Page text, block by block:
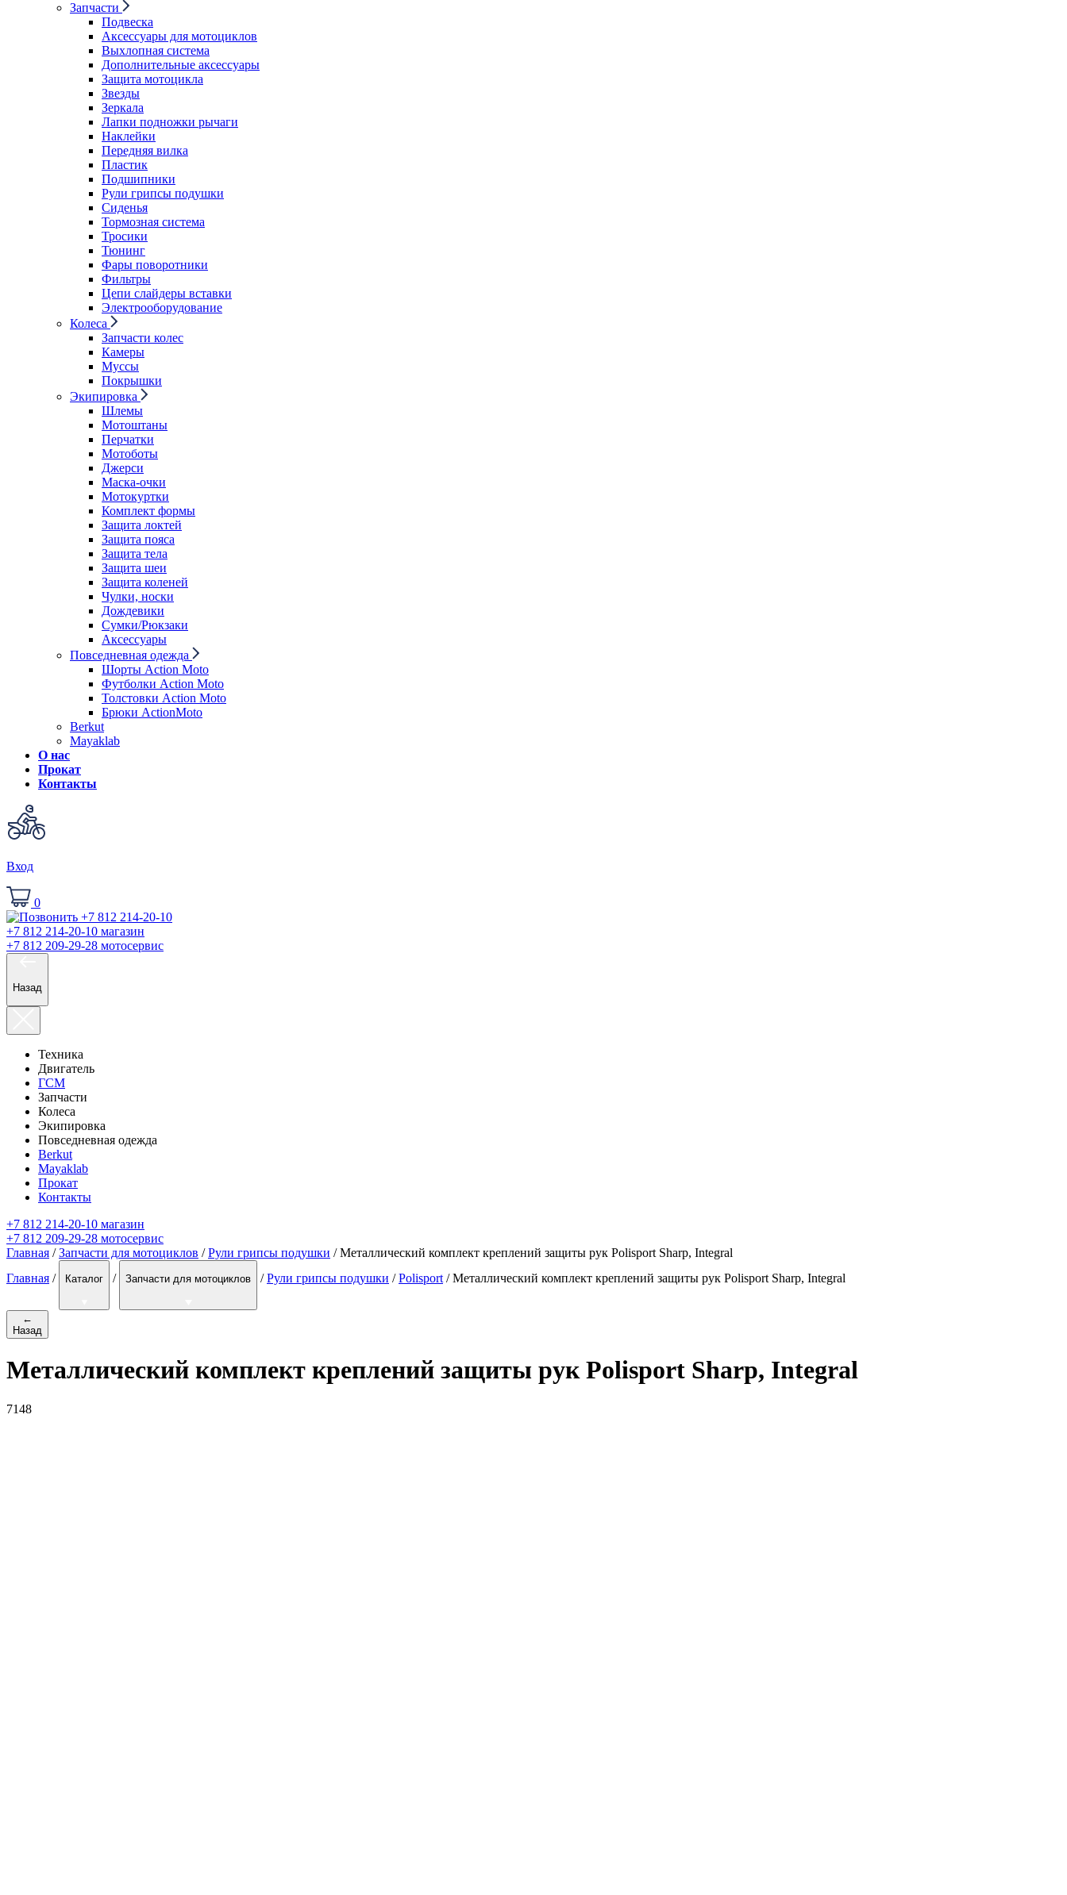
Запчасти
Подвеска
Аксессуары для мотоциклов
Выхлопная система
Дополнительные аксессуары
Защита мотоцикла
Звезды
Зеркала
Лапки подножки рычаги
Наклейки
Передняя вилка
Пластик
Подшипники
Рули грипсы подушки
Сиденья
Тормозная система
Тросики
Тюнинг
Фары поворотники
Фильтры
Цепи слайдеры вставки
Электрооборудование
Колеса
Запчасти колес
Камеры
Муссы
Покрышки
Экипировка
Шлемы
Мотоштаны
Перчатки
Мотоботы
Джерси
Маска-очки
Мотокуртки
Комплект формы
Защита локтей
Защита пояса
Защита тела
Защита шеи
Защита коленей
Чулки, носки
Дождевики
Сумки/Рюкзаки
Аксессуары
Повседневная одежда
Шорты Action Moto
Футболки Action Moto
Толстовки Action Moto
Брюки ActionMoto
Berkut
Mayaklab
О нас
Прокат
Контакты
Вход
0
+7 812 214-20-10 магазин
+7 812 209-29-28 мотосервис
Назад
Техника
Двигатель
ГСМ
Запчасти
Колеса
Экипировка
Повседневная одежда
Berkut
Mayaklab
Прокат
Контакты
+7 812 214-20-10 магазин
+7 812 209-29-28 мотосервис
Главная /Запчасти для мотоциклов /Рули грипсы подушки / Металлический комплект креплений защиты рук Polisport Sharp, Integral
Главная / Каталог / Запчасти для мотоциклов / Рули грипсы подушки / Polisport / Металлический комплект креплений защиты рук Polisport Sharp, Integral
←
Назад
Металлический комплект креплений защиты рук Polisport Sharp, Integral
7148